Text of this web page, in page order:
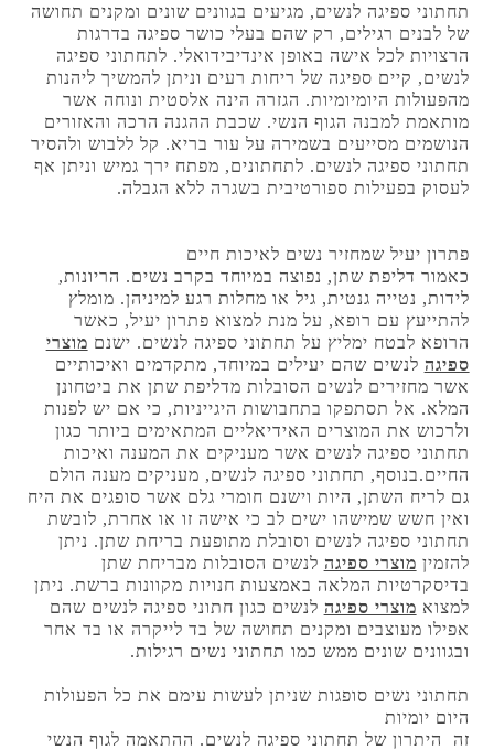
תחתוני ספיגה לנשים, מגיעים בגוונים שונים ומקנים תחושה
של לבנים רגילים, רק שהם בעלי כושר ספיגה בדרגות
הרצויות לכל אישה באופן אינדיבידואלי. לתחתוני ספיגה
לנשים, קיים ספיגה של ריחות רעים וניתן להמשיך ליהנות
מהפעולות היומיומיות. הגזרה הינה אלסטית ונוחה אשר
מותאמת למבנה הגוף הנשי. שכבת ההגנה הרכה והאזורים
הנושמים מסייעים בשמירה על עור בריא. קל ללבוש ולהסיר
תחתוני ספיגה לנשים. לתחתונים, מפתח ירך גמיש וניתן אף
לעסוק בפעילות ספורטיבית בשגרה ללא הגבלה.
פתרון יעיל שמחזיר נשים לאיכות חיים
כאמור דליפת שתן, נפוצה במיוחד בקרב נשים. הריונות,
לידות, נטייה גנטית, גיל או מחלות רגע למיניהן. מומלץ
להתייעץ עם רופא, על מנת למצוא פתרון יעיל, כאשר
הרופא לבטח ימליץ על תחתוני ספיגה לנשים. ישנם מוצרי
ספיגה לנשים שהם יעילים במיוחד, מתקדמים ואיכותיים
אשר מחזירים לנשים הסובלות מדליפת שתן את ביטחונן
המלא. אל תסתפקו בתחבושות היגייניות, כי אם יש לפנות
ולרכוש את המוצרים האידיאליים המתאימים ביותר כגון
תחתוני ספיגה לנשים אשר מעניקים את המענה ואיכות
החיים.בנוסף, תחתוני ספיגה לנשים, מעניקים מענה הולם
גם לריח השתן, היות וישנם חומרי גלם אשר סופגים את היח
ואין חשש שמישהו ישים לב כי אישה זו או אחרת, לובשת
תחתוני ספיגה לנשים וסובלת מתופעת בריחת שתן. ניתן
להזמין מוצרי ספיגה לנשים הסובלות מבריחת שתן
בדיסקרטיות המלאה באמצעות חנויות מקוונות ברשת. ניתן
למצוא מוצרי ספיגה לנשים כגון חתוני ספיגה לנשים שהם
אפילו מעוצבים ומקנים תחושה של בד לייקרה או בד אחר
ובגוונים שונים ממש כמו תחתוני נשים רגילות.
תחתוני נשים סופגות שניתן לעשות עימם את כל הפעולות
היום יומיות
זה היתרון של תחתוני ספיגה לנשים. ההתאמה לגוף הנשי